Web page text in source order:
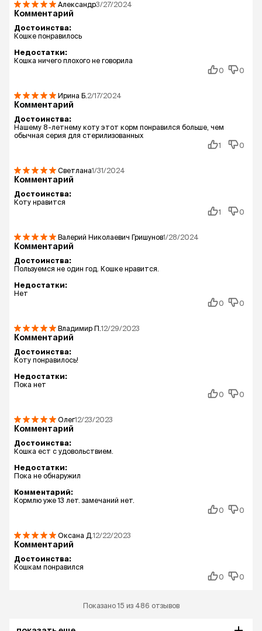
Александр3/27/2024
Комментарий
Достоинства:
Кошке понравилось
Недостатки:
Кошка ничего плохого не говорила
0
0
Ирина Б. 2/17/2024
Комментарий
Достоинства:
Нашему 8-летнему коту этот корм понравился больше, чем
обычная серия для стерилизованных
1
0
Светлана1/31/2024
Комментарий
Достоинства:
Коту нравится
1
0
Валерий Николаевич Гришунов1/28/2024
Комментарий
Достоинства:
Пользуемся не один год. Кошке нравится.
Недостатки:
Нет
0
0
Владимир П.12/29/2023
Комментарий
Достоинства:
Коту понравилось!
Недостатки:
Пока нет
0
0
Олег12/23/2023
Комментарий
Достоинства:
Кошка ест с удовольствием.
Недостатки:
Пока не обнаружил
Комментарий:
Кормлю уже 13 лет. замечаний нет.
0
0
Оксана Д.12/22/2023
Комментарий
Достоинства:
Кошкам понравился
0
0
Показано 15 из 486 отзывов